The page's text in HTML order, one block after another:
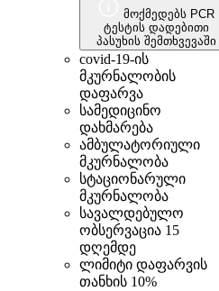
მოქმედებს PCR
ტესტის დადებითი
პასუხის შემთხვევაში
covid-19-ის
მკურნალობის
დაფარვა
სამედიცინო
დახმარება
ამბულატორიული
მკურნალობა
სტაციონარული
მკურნალობა
სავალდებულო
ობსერვაცია 15
დღემდე
ლიმიტი დაფარვის
თანხის 10%